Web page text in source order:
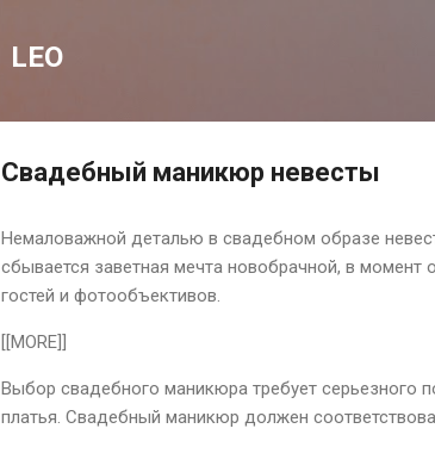
LEO
Свадебный маникюр невесты
Немаловажной деталью в свадебном образе
сбывается заветная мечта новобрачной, в
гостей и фотообъективов.
[[MORE]]
Выбор свадебного маникюра требует серьезного
платья. Свадебный маникюр должен